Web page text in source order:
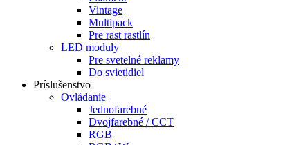
Vintage
Multipack
Pre rast rastlín
LED moduly
Pre svetelné reklamy
Do svietidiel
Príslušenstvo
Ovládanie
Jednofarebné
Dvojfarebné / CCT
RGB